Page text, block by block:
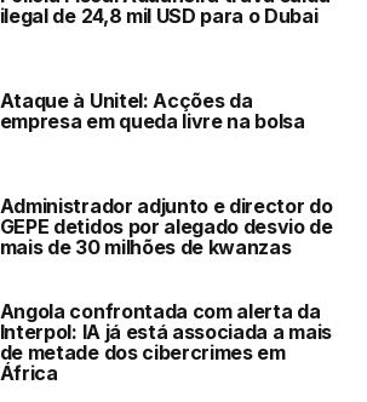
ilegal de 24,8 mil USD para o Dubai
Ataque à Unitel: Acções da
empresa em queda livre na bolsa
Administrador adjunto e director do
GEPE detidos por alegado desvio de
mais de 30 milhões de kwanzas
Angola confrontada com alerta da
Interpol: IA já está associada a mais
de metade dos cibercrimes em
África